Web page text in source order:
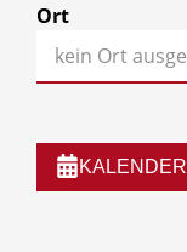
Ort
kein Ort